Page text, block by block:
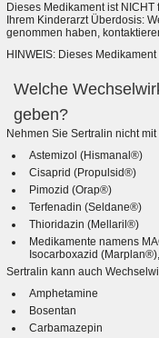
Dieses Medikament ist
Ihrem Kinderarzt Überdosis:
genommen haben,
HINWEIS: Dieses
Welche
geben?
Nehmen Sie Sertralin nicht
Astemizol (Hismanal®)
Cisaprid (Propulsid®)
Pimozid (Orap®)
Terfenadin (Seldane®)
Thioridazin (Mellaril®)
Medikamente namens
Isocarboxazid
Sertralin kann auch
Amphetamine
Bosentan
Carbamazepin